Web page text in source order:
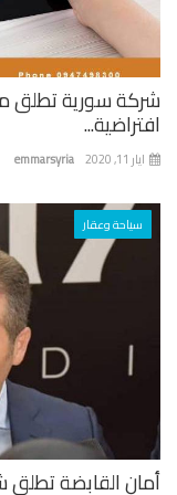
سورية تطلق منصة
emmarsyria
سياحة وعقار
القابضة تطلق